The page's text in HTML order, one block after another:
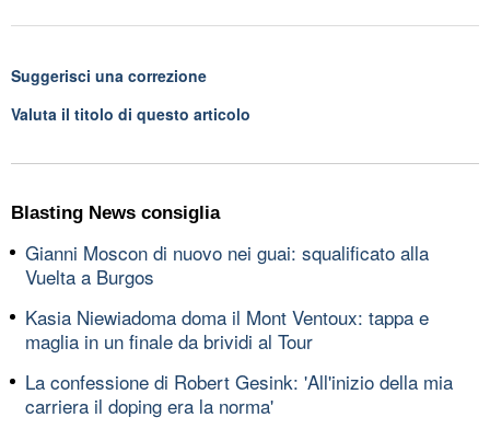
Suggerisci una correzione
Valuta il titolo di questo articolo
Blasting News consiglia
Gianni Moscon di nuovo nei guai: squalificato alla
Vuelta a Burgos
Kasia Niewiadoma doma il Mont Ventoux: tappa e
maglia in un finale da brividi al Tour
La confessione di Robert Gesink: 'All'inizio della mia
carriera il doping era la norma'